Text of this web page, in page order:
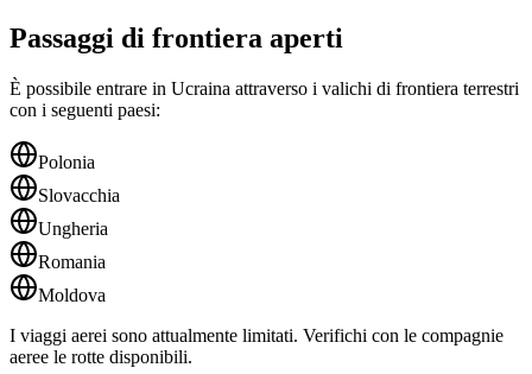
Passaggi di frontiera aperti
È possibile entrare in Ucraina attraverso i valichi di frontiera terrestri
con i seguenti paesi:
Polonia
Slovacchia
Ungheria
Romania
Moldova
I viaggi aerei sono attualmente limitati. Verifichi con le compagnie
aeree le rotte disponibili.